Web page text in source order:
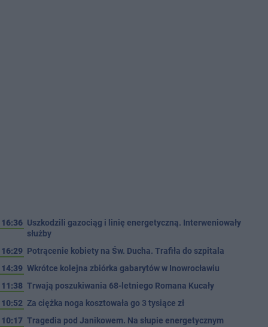
16:36 Uszkodzili gazociąg i linię energetyczną. Interweniowały
służby
16:29 Potrącenie kobiety na Św. Ducha. Trafiła do szpitala
14:39 Wkrótce kolejna zbiórka gabarytów w Inowrocławiu
11:38 Trwają poszukiwania 68-letniego Romana Kucały
10:52 Za ciężka noga kosztowała go 3 tysiące zł
10:17 Tragedia pod Janikowem. Na słupie energetycznym